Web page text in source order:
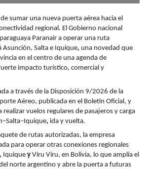
sumar una nueva puerta aérea hacia el
regional. El Gobierno nacional
Paranair a operar una ruta
Asunción, Salta e Iquique, una novedad que
en el centro de una agenda de
impacto turístico, comercial y
a través de la Disposición 9/2026 de la
Aéreo, publicada en el Boletín Oficial, y
realizar vuelos regulares de pasajeros y carga
, ida y vuelta.
de rutas autorizadas, la empresa
para operar otras conexiones regionales
, Iquique y Viru Viru, en Bolivia, lo que amplía el
norte argentino y abre la puerta a futuras